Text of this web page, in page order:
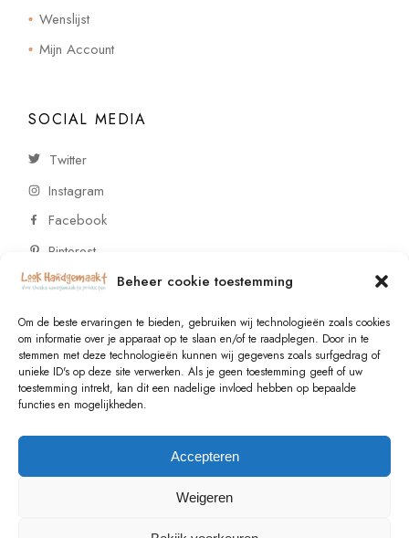
Beheer cookie toestemming
Om de beste ervaringen te bieden, gebruiken wij technologieën zoals cookies
om informatie over je apparaat op te slaan en/of te raadplegen. Door in te
stemmen met deze technologieën kunnen wij gegevens zoals surfgedrag of
unieke ID's op deze site verwerken. Als je geen toestemming geeft of uw
toestemming intrekt, kan dit een nadelige invloed hebben op bepaalde
functies en mogelijkheden.
Accepteren
Weigeren
Wenslijst
Mijn Account
SOCIAL MEDIA
Twitter
Instagram
Facebook
Pinterest
CONTACT
Vragen of wensen? Neem contact op!
+31 (0)6 229 021 29